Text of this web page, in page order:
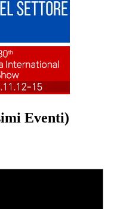
Eventi)